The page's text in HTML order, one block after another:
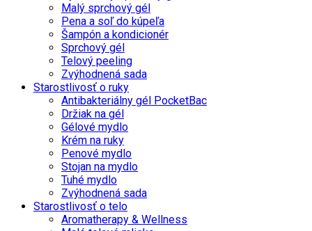
Malý sprchový gél
Pena a soľ do kúpeľa
Šampón a kondicionér
Sprchový gél
Telový peeling
Zvýhodnená sada
Starostlivosť o ruky
Antibakteriálny gél PocketBac
Držiak na gél
Gélové mydlo
Krém na ruky
Penové mydlo
Stojan na mydlo
Tuhé mydlo
Zvýhodnená sada
Starostlivosť o telo
Aromatherapy & Wellness